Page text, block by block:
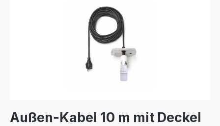
Außen-Kabel 10 m mit Deckel